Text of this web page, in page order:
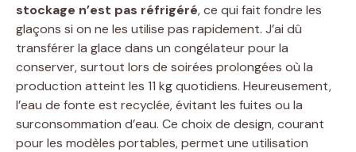
stockage n’est pas réfrigéré, ce qui fait fondre les
glaçons si on ne les utilise pas rapidement. J’ai dû
transférer la glace dans un congélateur pour la
conserver, surtout lors de soirées prolongées où la
production atteint les 11 kg quotidiens. Heureusement,
l’eau de fonte est recyclée, évitant les fuites ou la
surconsommation d’eau. Ce choix de design, courant
pour les modèles portables, permet une utilisation